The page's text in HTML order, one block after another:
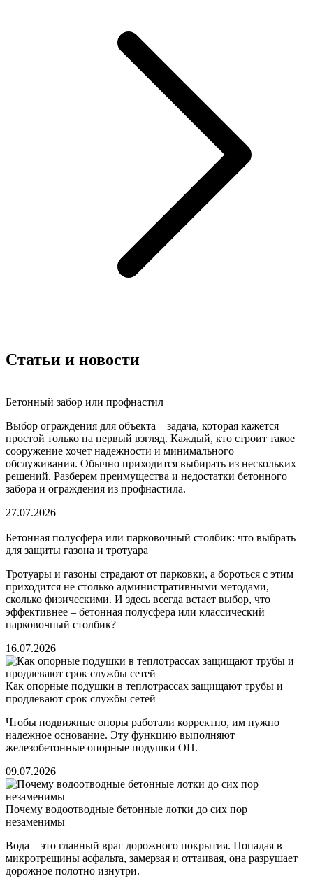
Статьи и новости
Бетонный забор или профнастил
Выбор ограждения для объекта – задача, которая кажется
простой только на первый взгляд. Каждый, кто строит такое
сооружение хочет надежности и минимального
обслуживания. Обычно приходится выбирать из нескольких
решений. Разберем преимущества и недостатки бетонного
забора и ограждения из профнастила.
27.07.2026
Бетонная полусфера или парковочный столбик: что выбрать
для защиты газона и тротуара
Тротуары и газоны страдают от парковки, а бороться с этим
приходится не столько административными методами,
сколько физическими. И здесь всегда встает выбор, что
эффективнее – бетонная полусфера или классический
парковочный столбик?
16.07.2026
Как опорные подушки в теплотрассах защищают трубы и
продлевают срок службы сетей
Чтобы подвижные опоры работали корректно, им нужно
надежное основание. Эту функцию выполняют
железобетонные опорные подушки ОП.
09.07.2026
Почему водоотводные бетонные лотки до сих пор
незаменимы
Вода – это главный враг дорожного покрытия. Попадая в
микротрещины асфальта, замерзая и оттаивая, она разрушает
дорожное полотно изнутри.